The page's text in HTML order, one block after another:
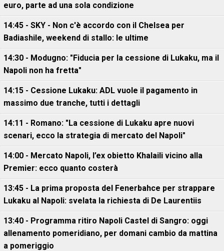
euro, parte ad una sola condizione
14:45 - SKY - Non c'è accordo con il Chelsea per
Badiashile, weekend di stallo: le ultime
14:30 - Modugno: "Fiducia per la cessione di Lukaku, ma il
Napoli non ha fretta"
14:15 - Cessione Lukaku: ADL vuole il pagamento in
massimo due tranche, tutti i dettagli
14:11 - Romano: "La cessione di Lukaku apre nuovi
scenari, ecco la strategia di mercato del Napoli"
14:00 - Mercato Napoli, l’ex obietto Khalaili vicino alla
Premier: ecco quanto costerà
13:45 - La prima proposta del Fenerbahce per strappare
Lukaku al Napoli: svelata la richiesta di De Laurentiis
13:40 - Programma ritiro Napoli Castel di Sangro: oggi
allenamento pomeridiano, per domani cambio da mattina
a pomeriggio